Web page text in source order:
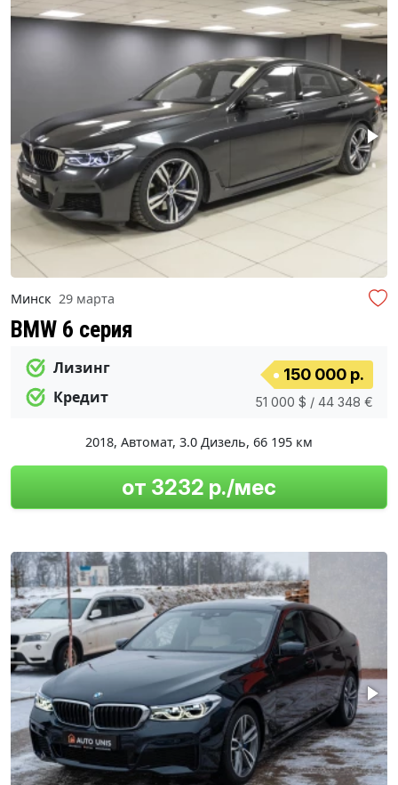
Минск 29 марта
BMW 6 серия
Лизинг
Кредит
150 000 р.
51 000 $ / 44 348 €
2018, Автомат, 3.0 Дизель, 66 195 км
от 3232 р./мес